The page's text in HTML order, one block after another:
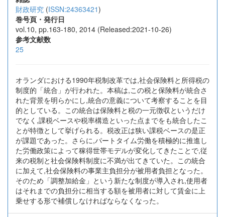
財政研究 (ISSN:24363421)
巻号頁・発行日
vol.10, pp.163-180, 2014 (Released:2021-10-26)
参考文献数
25
オランダにおける1990年税制改革では,社会保険料と所得税の
制度的「統合」が行われた。本稿は,この税と保険料が統合さ
れた背景を明らかにし,統合の意義について考察することを目
的としている。この統合は保険料と税の一元徴収というだけ
でなく,課税ベースや税率構造といった点までをも統合したこ
とが特徴として挙げられる。税改正は狭い課税ベースの是正
が課題であった。さらに,パートタイム労働を積極的に推進し
た労働政策によって稼得世帯モデルが変化してきたことで,従
来の税制と社会保険料制度に不満が出てきていた。この統合
に加えて,社会保険料の事業主負担分が被用者負担となった。
そのため「調整加給金」という新たな制度が導入され,使用者
はそれまでの負担分に相当する額を被用者に対して賃金に上
乗せする形で補償しなければならなくなった。